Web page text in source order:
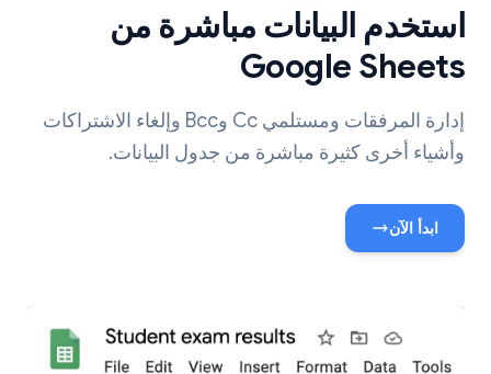
استخدم البيانات مباشرة من
Google Sheets
إدارة المرفقات ومستلمي Cc وBcc وإلغاء الاشتراكات
وأشياء أخرى كثيرة مباشرة من جدول البيانات.
ابدأ الآن